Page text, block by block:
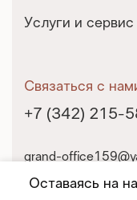
Услуги и сервис
Связаться с
+7 (342) 215-
grand-
г. Пермь, ул.
Оставаясь на